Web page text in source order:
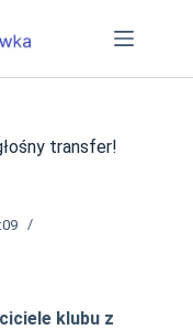
transfer!
klubu z